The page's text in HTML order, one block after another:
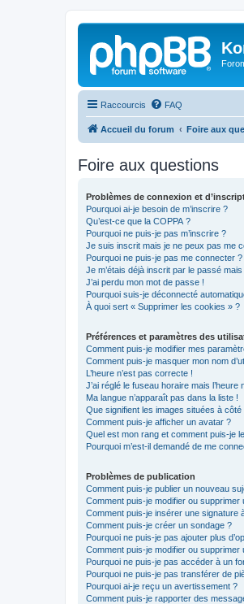
Raccourcis FAQ
Accueil du forum Foire aux
Foire aux questions
Problèmes de connexion et
Pourquoi ai-je besoin de m’inscrire ?
Qu’est-ce que la COPPA ?
Pourquoi ne puis-je pas m’inscrire ?
Je suis inscrit mais je ne peux pas me
Pourquoi ne puis-je pas me connecter ?
Je m’étais déjà inscrit par le passé
J’ai perdu mon mot de passe !
Pourquoi suis-je déconnecté
À quoi sert « Supprimer les cookies » ?
Préférences et paramètres des
Comment puis-je modifier mes
Comment puis-je masquer mon nom
L’heure n’est pas correcte !
J’ai réglé le fuseau horaire mais
Ma langue n’apparaît pas dans la liste !
Que signifient les images situées à côté
Comment puis-je afficher un avatar ?
Quel est mon rang et comment puis-je
Pourquoi m’est-il demandé de me
Problèmes de publication
Comment puis-je publier un nouveau
Comment puis-je modifier ou supprimer
Comment puis-je insérer une signature
Comment puis-je créer un sondage ?
Pourquoi ne puis-je pas ajouter plus
Comment puis-je modifier ou supprimer
Pourquoi ne puis-je pas accéder à un
Pourquoi ne puis-je pas transférer de
Pourquoi ai-je reçu un avertissement ?
Comment puis-je rapporter des